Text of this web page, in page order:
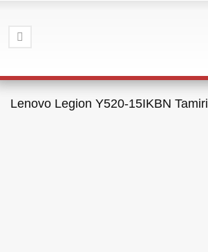
Lenovo Legion Y520-15IKBN Tamiri